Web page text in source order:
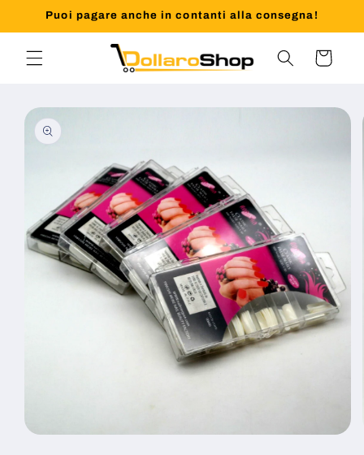
direttamente
ai contenuti
Puoi pagare anche in contanti alla consegna!
Carrello
Passa alle
informazioni
sul prodotto